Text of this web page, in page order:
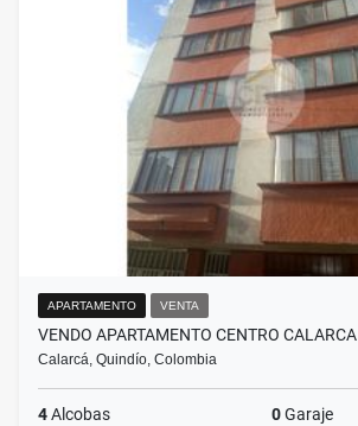
APARTAMENTO VENTA
VENDO APARTAMENTO CENTRO CALARCA
Calarcá, Quindío, Colombia
4Alcobas 0Garaje